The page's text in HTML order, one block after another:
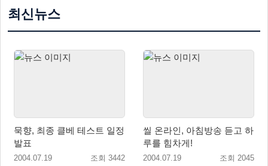
최신뉴스
묵향, 최종 클베 테스트 일정
발표
2004.07.19 조회 3442
씰 온라인, 아침방송 듣고 하
루를 힘차게!
2004.07.19 조회 2045